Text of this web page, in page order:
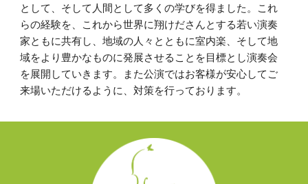
として、そして人間として多くの学びを得ました。これ
らの経験を、これから世界に翔けださんとする若い演奏
家ともに共有し、地域の人々とともに室内楽、そして地
域をより豊かなものに発展させることを目標とし演奏会
を展開していきます。また公演ではお客様が安心してご
来場いただけるように、対策を行っております。